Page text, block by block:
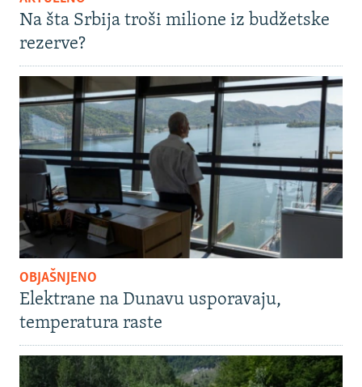
Na šta Srbija troši milione iz budžetske
rezerve?
OBJAŠNJENO
Elektrane na Dunavu usporavaju,
temperatura raste